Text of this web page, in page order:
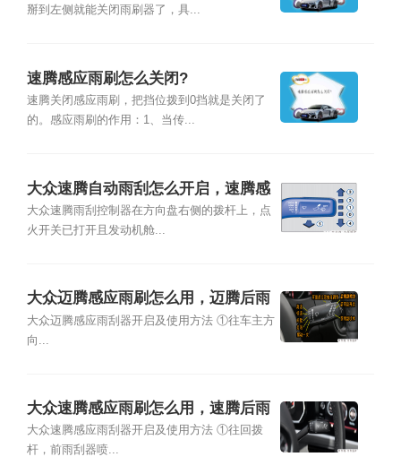
掰到左侧就能关闭雨刷器了，具...
速腾感应雨刷怎么关闭?
速腾关闭感应雨刷，把挡位拨到0挡就是关闭了
的。感应雨刷的作用：1、当传...
大众速腾自动雨刮怎么开启，速腾感
应雨刷怎么开启
大众速腾雨刮控制器在方向盘右侧的拨杆上，点
火开关已打开且发动机舱...
大众迈腾感应雨刷怎么用，迈腾后雨
刮怎么开启
大众迈腾感应雨刮器开启及使用方法 ①往车主方
向...
大众速腾感应雨刷怎么用，速腾后雨
刮怎么开启
大众速腾感应雨刮器开启及使用方法 ①往回拨
杆，前雨刮器喷...